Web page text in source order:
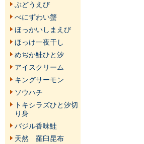
ぶどうえび
べにずわい蟹
ほっかいしまえび
ほっけ一夜干し
めぢか鮭ひと汐
アイスクリーム
キングサーモン
ソウハチ
トキシラズひと汐切
り身
バジル香味鮭
天然 羅臼昆布